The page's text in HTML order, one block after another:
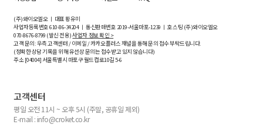
(주)와이오엘오 ㅣ 대표 황유미
사업자등록번호610-86-34204ㅣ 통신판매번호 2019-서울마포-1239 ㅣ 호스팅 (주)와이오엘오
070-8676-8799 (발신 전용)사업자 정보 확인 >
고객 문의: 우측 고객센터 / 이메일 / 카카오플러스 채널을 통해 문의 접수 부탁드립니다.
(정확한 상담 기록을 위해 유선상 문의는 접수받고 있지 않습니다)
주소 [04004] 서울특별시 마포구 월드컵로10길5-6
고객센터
평일 오전 11시 ~ 오후 5시 (주말, 공휴일 제외)
E-mail : info@croket.co.kr